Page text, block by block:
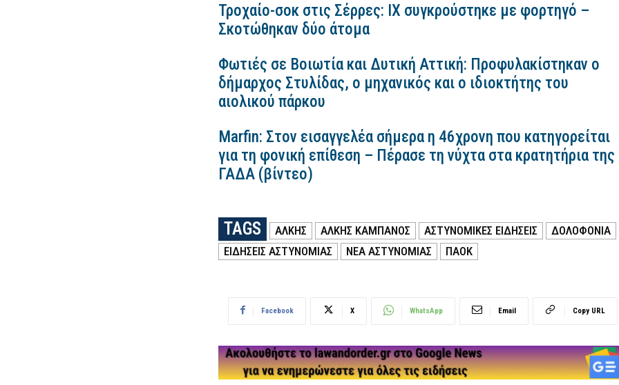
Τροχαίο-σοκ στις Σέρρες: ΙΧ συγκρούστηκε με φορτηγό –
Σκοτώθηκαν δύο άτομα
Φωτιές σε Βοιωτία και Δυτική Αττική: Προφυλακίστηκαν ο
δήμαρχος Στυλίδας, ο μηχανικός και ο ιδιοκτήτης του
αιολικού πάρκου
Marfin: Στον εισαγγελέα σήμερα η 46χρονη που κατηγορείται
για τη φονική επίθεση – Πέρασε τη νύχτα στα κρατητήρια της
ΓΑΔΑ (βίντεο)
TAGS ΑΛΚΗΣ ΑΛΚΗΣ ΚΑΜΠΑΝΟΣ ΑΣΤΥΝΟΜΙΚΕΣ ΕΙΔΗΣΕΙΣ
ΔΟΛΟΦΟΝΙΑ
ΕΙΔΗΣΕΙΣ ΑΣΤΥΝΟΜΙΑΣ
ΝΕΑ ΑΣΤΥΝΟΜΙΑΣ ΠΑΟΚ
Facebook X WhatsApp Email Copy URL